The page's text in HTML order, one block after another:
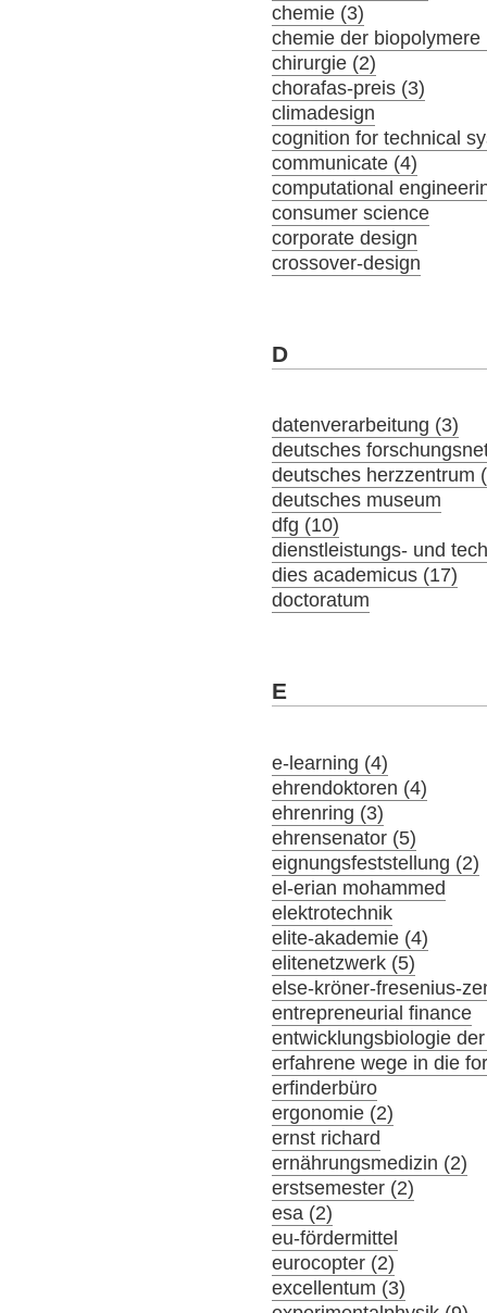
chemie (3)
chemie der biopolymere
chirurgie (2)
chorafas-preis (3)
climadesign
cognition for technical
communicate (4)
computational
consumer science
corporate design
crossover-design
D
datenverarbeitung (3)
deutsches
deutsches herzzentrum
deutsches museum
dfg (10)
dienstleistungs- und
dies academicus (17)
doctoratum
E
e-learning (4)
ehrendoktoren (4)
ehrenring (3)
ehrensenator (5)
eignungsfeststellung (2)
el-erian mohammed
elektrotechnik
elite-akademie (4)
elitenetzwerk (5)
else-kröner-fresenius-
entrepreneurial finance
entwicklungsbiologie
erfahrene wege in die
erfinderbüro
ergonomie (2)
ernst richard
ernährungsmedizin (2)
erstsemester (2)
esa (2)
eu-fördermittel
eurocopter (2)
excellentum (3)